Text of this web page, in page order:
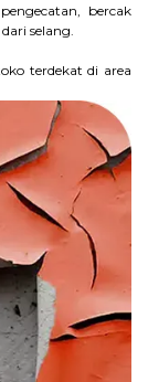
bercak
selang.
terdekat di area